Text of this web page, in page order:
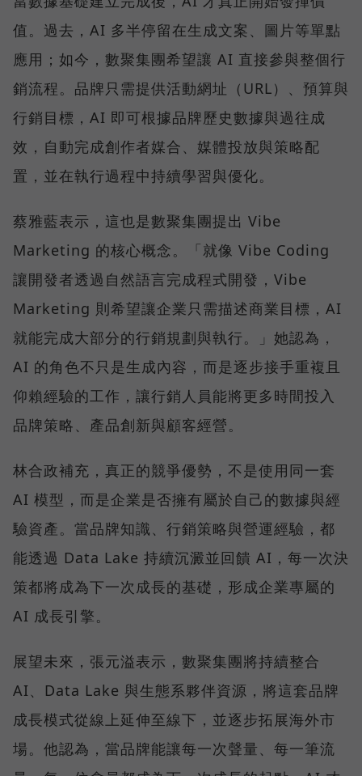
值。過去，AI 多半停留在生成文案、圖片等單點
應用；如今，數聚集團希望讓 AI 直接參與整個行
銷流程。品牌只需提供活動網址（URL）、預算與
行銷目標，AI 即可根據品牌歷史數據與過往成
效，自動完成創作者媒合、媒體投放與策略配
置，並在執行過程中持續學習與優化。
蔡雅藍表示，這也是數聚集團提出 Vibe
Marketing 的核心概念。「就像 Vibe Coding
讓開發者透過自然語言完成程式開發，Vibe
Marketing 則希望讓企業只需描述商業目標，AI
就能完成大部分的行銷規劃與執行。」她認為，
AI 的角色不只是生成內容，而是逐步接手重複且
仰賴經驗的工作，讓行銷人員能將更多時間投入
品牌策略、產品創新與顧客經營。
林合政補充，真正的競爭優勢，不是使用同一套
AI 模型，而是企業是否擁有屬於自己的數據與經
驗資產。當品牌知識、行銷策略與營運經驗，都
能透過 Data Lake 持續沉澱並回饋 AI，每一次決
策都將成為下一次成長的基礎，形成企業專屬的
AI 成長引擎。
展望未來，張元溢表示，數聚集團將持續整合
AI、Data Lake 與生態系夥伴資源，將這套品牌
成長模式從線上延伸至線下，並逐步拓展海外市
場。他認為，當品牌能讓每一次聲量、每一筆流